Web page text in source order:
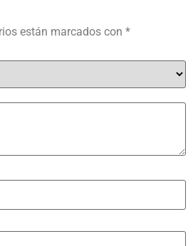
están marcados con *